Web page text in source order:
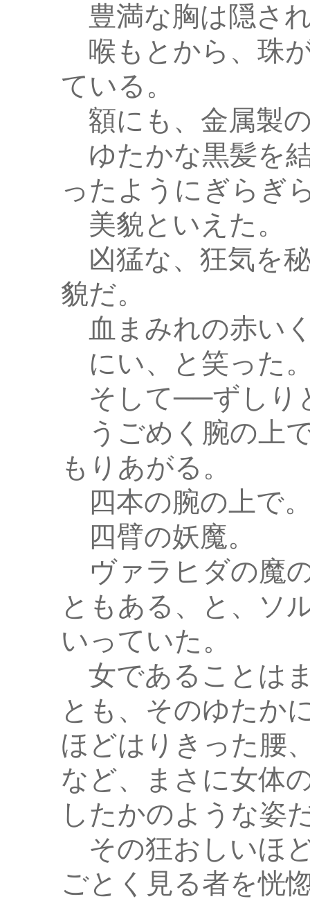
豊満な胸は隠さ
喉もとから、珠
ている。
額にも、金属製
ゆたかな黒髪を
ったようにぎらぎ
美貌といえた。
凶猛な、狂気を
貌だ。
血まみれの赤い
にい、と笑った
そして──ずしり
うごめく腕の上
もりあがる。
四本の腕の上で
四臂の妖魔。
ヴァラヒダの魔
ともある、と、ソ
いっていた。
女であることは
とも、そのゆたか
ほどはりきった腰
など、まさに女体
したかのような姿
その狂おしいほ
ごとく見る者を恍